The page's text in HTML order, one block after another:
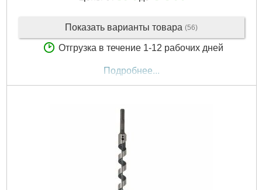
Показать варианты товара (56)
Отгрузка в течение 1-12 рабочих дней
Подробнее...